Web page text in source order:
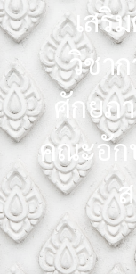
เสริ
วิชา
ศักยภ
คณะอัก